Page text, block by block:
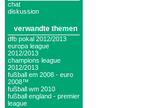
chat
diskussion
verwandte themen
dfb pokal 2012/2013
europa league
2012/2013
champions league
2012/2013
fußball em 2008 - euro
2008™
fußball wm 2010
fußball england - premier
league